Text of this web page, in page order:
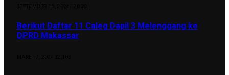
Berikut Daftar 11 Caleg Dapil 3 Melenggang ke
DPRD Makassar